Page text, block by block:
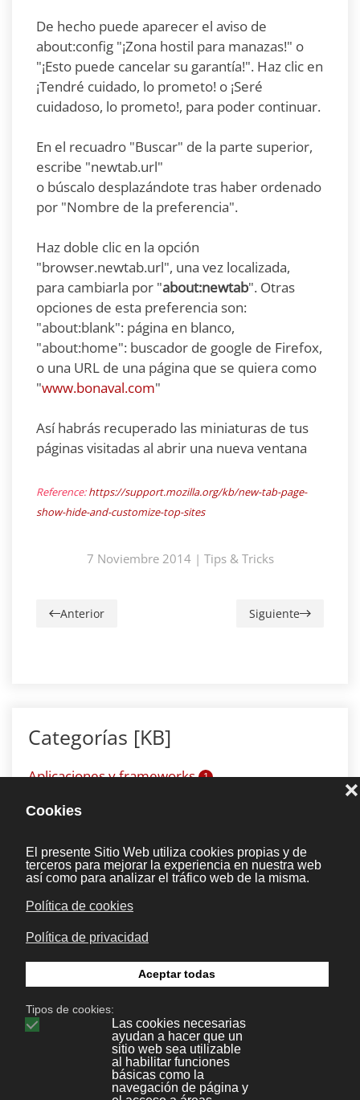
De hecho puede aparecer el aviso de
about:config "¡Zona hostil para manazas!" o
"¡Esto puede cancelar su garantía!". Haz clic en
¡Tendré cuidado, lo prometo! o ¡Seré
cuidadoso, lo prometo!, para poder continuar.
En el recuadro "Buscar" de la parte superior,
escribe "newtab.url"
o búscalo desplazándote tras haber ordenado
por "Nombre de la preferencia".
Haz doble clic en la opción
"browser.newtab.url", una vez localizada,
para cambiarla por "about:newtab". Otras
opciones de esta preferencia son:
"about:blank": página en blanco,
"about:home": buscador de google de Firefox,
o una URL de una página que se quiera como
"www.bonaval.com"
Así habrás recuperado las miniaturas de tus
páginas visitadas al abrir una nueva ventana
Reference:https://support.mozilla.org/kb/new-tab-page-
show-hide-and-customize-top-sites
7 Noviembre 2014| Tips & Tricks
Anterior Siguiente
Categorías [KB]
Aplicaciones y frameworks 1
Desarrollo web
Joomla 16
Prestashop
Tips & Tricks
Cheats 9
Legal
Protección de datos 0
Marketing y publicidad 1